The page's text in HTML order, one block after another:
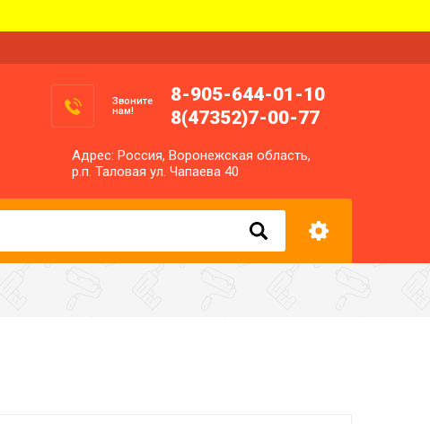
Звоните
нам!
8-905-644-01-10
8(47352)7-00-77
Адрес: Россия, Воронежская область,
р.п. Таловая ул. Чапаева 40